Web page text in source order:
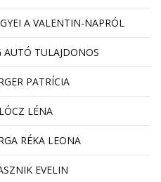
A VALENTIN-NAPRÓL
AUTÓ TULAJDONOS
PATRÍCIA
LÉNA
RÉKA LEONA
EVELIN